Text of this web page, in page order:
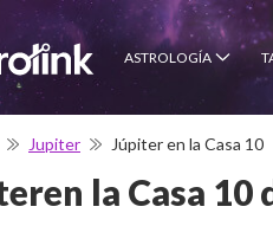
ASTROLOGÍA
Jupiter Júpiter en la Casa 10
en la Casa 10